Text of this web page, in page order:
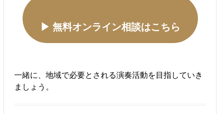
▶ 無料オンライン相談はこちら
一緒に、地域で必要とされる演奏活動を目指していき
ましょう。